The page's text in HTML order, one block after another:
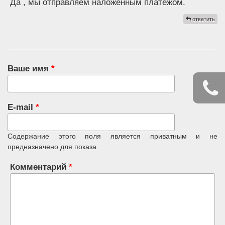
Да , мы отправляем наложенным платежом.
ответить
Ваше имя *
E-mail *
Содержание этого поля является приватным и не
предназначено для показа.
Комментарий *